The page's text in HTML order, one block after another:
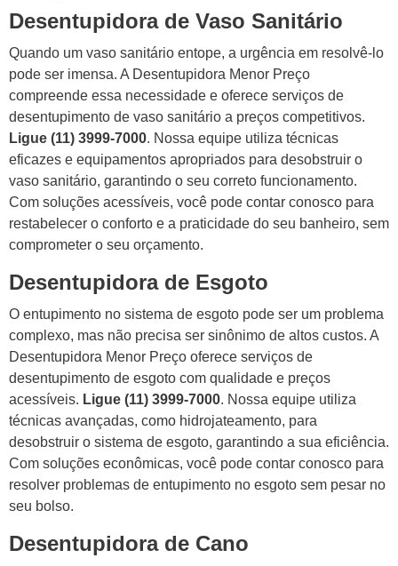
Desentupidora de Vaso Sanitário
Quando um vaso sanitário entope, a urgência em resolvê-lo
pode ser imensa. A Desentupidora Menor Preço
compreende essa necessidade e oferece serviços de
desentupimento de vaso sanitário a preços competitivos.
Ligue (11) 3999-7000. Nossa equipe utiliza técnicas
eficazes e equipamentos apropriados para desobstruir o
vaso sanitário, garantindo o seu correto funcionamento.
Com soluções acessíveis, você pode contar conosco para
restabelecer o conforto e a praticidade do seu banheiro, sem
comprometer o seu orçamento.
Desentupidora de Esgoto
O entupimento no sistema de esgoto pode ser um problema
complexo, mas não precisa ser sinônimo de altos custos. A
Desentupidora Menor Preço oferece serviços de
desentupimento de esgoto com qualidade e preços
acessíveis. Ligue (11) 3999-7000. Nossa equipe utiliza
técnicas avançadas, como hidrojateamento, para
desobstruir o sistema de esgoto, garantindo a sua eficiência.
Com soluções econômicas, você pode contar conosco para
resolver problemas de entupimento no esgoto sem pesar no
seu bolso.
Desentupidora de Cano